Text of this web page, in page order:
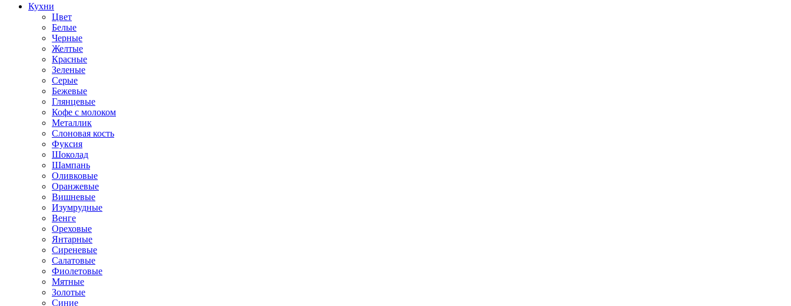
Кухни
Цвет
Белые
Черные
Желтые
Красные
Зеленые
Серые
Бежевые
Глянцевые
Кофе с молоком
Металлик
Слоновая кость
Фуксия
Шоколад
Шампань
Оливковые
Оранжевые
Вишневые
Изумрудные
Венге
Ореховые
Янтарные
Сиреневые
Салатовые
Фиолетовые
Мятные
Золотые
Синие